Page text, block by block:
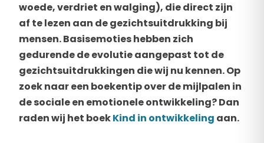
woede, verdriet en walging), die direct zijn
af te lezen aan de gezichtsuitdrukking bij
mensen. Basisemoties hebben zich
gedurende de evolutie aangepast tot de
gezichtsuitdrukkingen die wij nu kennen. Op
zoek naar een boekentip over de mijlpalen in
de sociale en emotionele ontwikkeling? Dan
raden wij het boekKind in ontwikkeling aan.